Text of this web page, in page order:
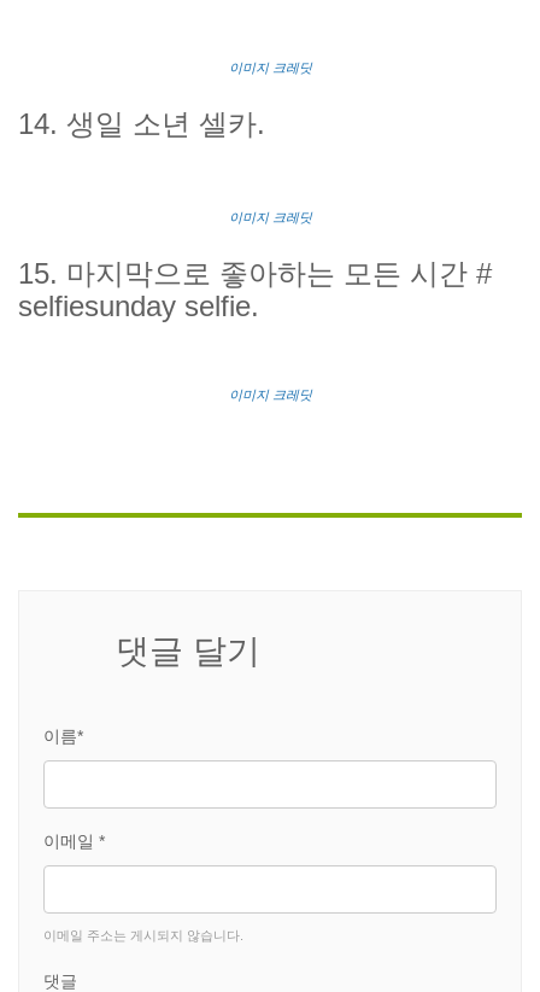
이미지 크레딧
14. 생일 소년 셀카.
이미지 크레딧
15. 마지막으로 좋아하는 모든 시간 #
selfiesunday selfie.
이미지 크레딧
댓글 달기
이름*
이메일 *
이메일 주소는 게시되지 않습니다.
댓글